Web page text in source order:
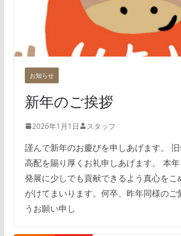
お知らせ
新年のご挨拶
2026年1月1日 スタッフ
謹んで新年のお慶びを申しあげます。
高配を賜り厚くお礼申しあげます。 本
発展に少しでも貢献できるよう真心をこ
がけてまいります。何卒、昨年同様のご
うお願い申し